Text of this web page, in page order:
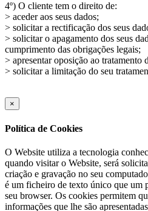
4º) O cliente tem o direito de:
> aceder aos seus dados;
> solicitar a rectificação dos seus
> solicitar o apagamento dos seus
cumprimento das obrigações legais;
> apresentar oposição ao tratamento
> solicitar a limitação do seu
×
Política de Cookies
O Website utiliza a tecnologia
quando visitar o Website, será
criação e gravação no seu
é um ficheiro de texto único que um
seu browser. Os cookies permitem
informações que lhe são